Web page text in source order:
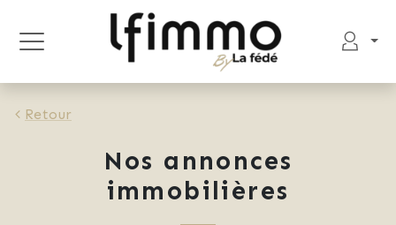
Retour
Nos annonces
immobilières